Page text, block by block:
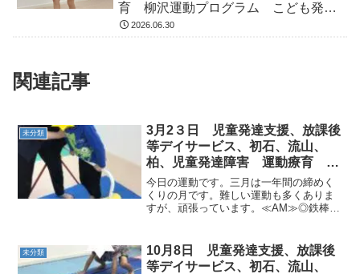
育 柳沢運動プログラム こども発達
気になる 発達障害 放デイ 自閉
2026.06.30
関連記事
未分類
3月2３日 児童発達支援、放課後
等デイサービス、初石、流山、
柏、児童発達障害 運動療育 柳
沢運動プログラム こども発達気
になる 発達障害 放デ
今日の運動です。三月は一年間の締めく
くりの月です。難しい運動も多くありま
すが、頑張っています。≪AM≫◎鉄棒
ゴムに引っかからないように気をつける
空間認知力、両脚を揃...
未分類
10月8日 児童発達支援、放課後
等デイサービス、初石、流山、